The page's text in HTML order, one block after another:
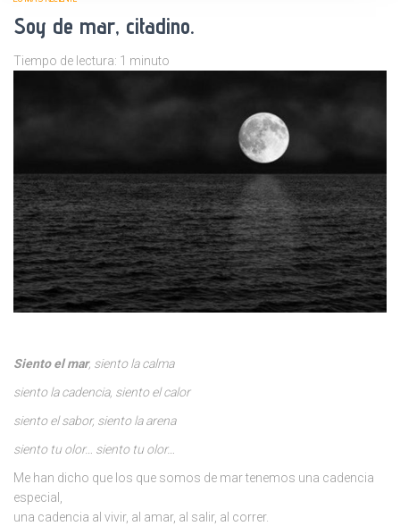
Soy de mar, citadino.
Tiempo de lectura: 1 minuto
Siento el mar, siento la calma
siento la cadencia, siento el calor
siento el sabor, siento la arena
siento tu olor… siento tu olor…
Me han dicho que los que somos de mar tenemos una cadencia
especial,
una cadencia al vivir, al amar, al salir, al correr.